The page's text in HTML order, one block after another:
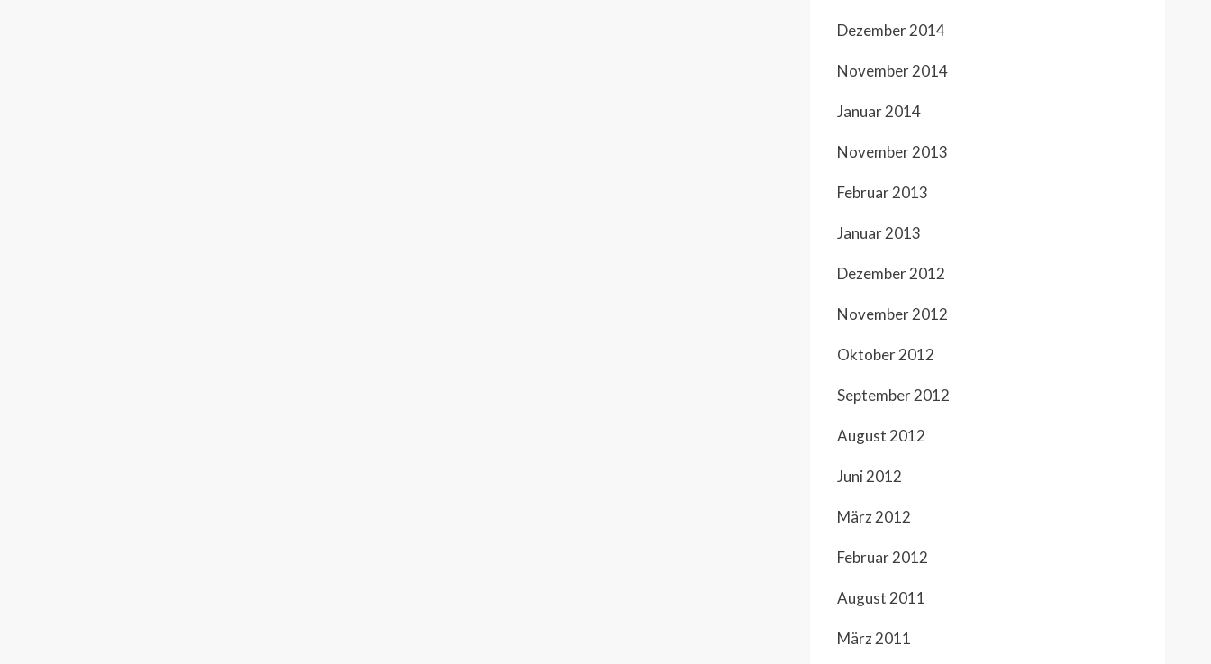
Dezember 2014
November 2014
Januar 2014
November 2013
Februar 2013
Januar 2013
Dezember 2012
November 2012
Oktober 2012
September 2012
August 2012
Juni 2012
März 2012
Februar 2012
August 2011
März 2011